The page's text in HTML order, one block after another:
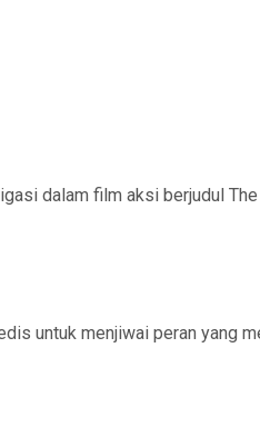
dalam film aksi berjudul The
untuk menjiwai peran yang